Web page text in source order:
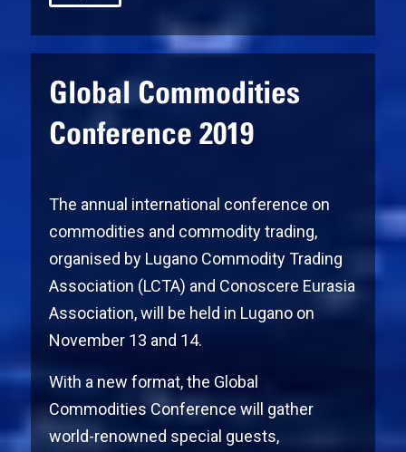
Global Commodities
Conference 2019
The annual international conference on
commodities and commodity trading,
organised by Lugano Commodity Trading
Association (LCTA) and Conoscere Eurasia
Association, will be held in Lugano on
November 13 and 14.
With a new format, the Global
Commodities Conference will gather
world-renowned special guests,